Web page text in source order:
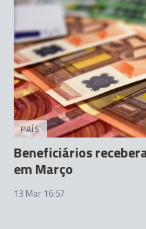
PAÍS
Beneficiários
em Março
13 Mar 16:57